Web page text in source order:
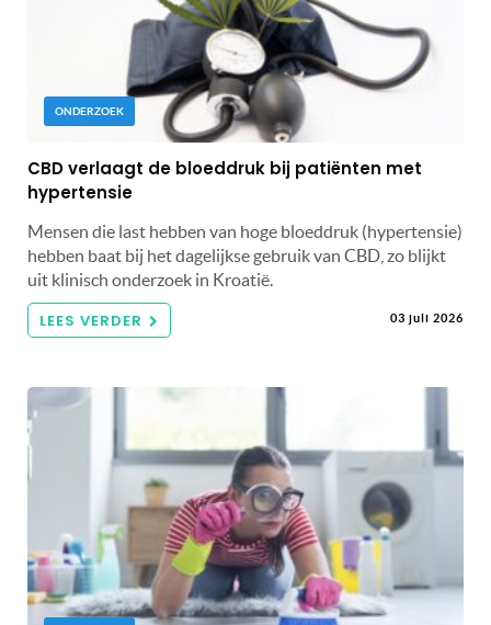
ONDERZOEK
CBD verlaagt de bloeddruk bij patiënten met
hypertensie
Mensen die last hebben van hoge bloeddruk (hypertensie)
hebben baat bij het dagelijkse gebruik van CBD, zo blijkt
uit klinisch onderzoek in Kroatië.
LEES VERDER 03 juli 2026